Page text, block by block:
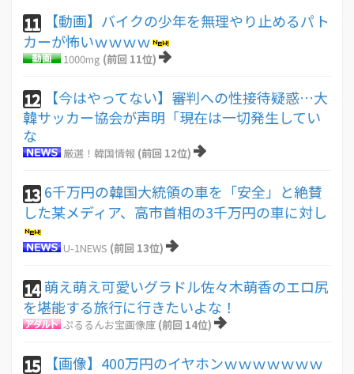
11
【動画】バイクの少年を無理やり止めるパト
カーが怖いｗｗｗｗ
1000mg (前回 11位)
12
【今はやってない】審判への性接待疑惑…大
韓サッカー協会が声明「現在は一切発生してい
な
厳選！韓国情報 (前回 12位)
13 6千万円の韓国大統領の車を「安全」と絶賛
した某メディア、高市首相の3千万円の車に対し
U-1NEWS (前回 13位)
14 萌え萌え可愛いグラドル佐々木萌香のエロ尻
を堪能する旅行に行きたいよな！
ぷるるんお宝画像庫 (前回 14位)
15
【画像】400万円のイヤホンｗｗｗｗｗｗｗ